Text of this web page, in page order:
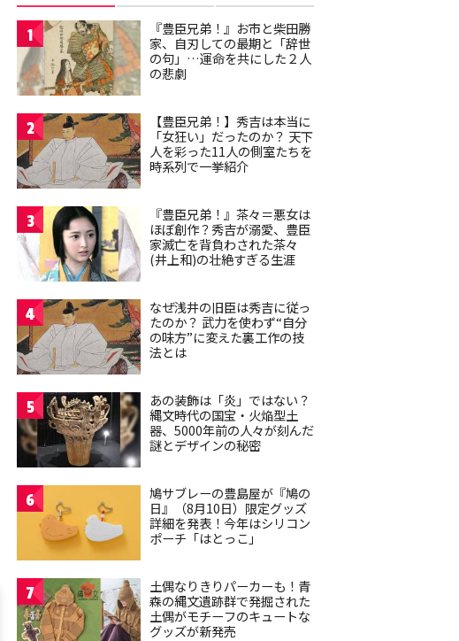
1
『豊臣兄弟！』お市と柴田勝
家、自刃しての最期と「辞世
の句」…運命を共にした２人
の悲劇
2
【豊臣兄弟！】秀吉は本当に
「女狂い」だったのか？ 天下
人を彩った11人の側室たちを
時系列で一挙紹介
3
『豊臣兄弟！』茶々＝悪女は
ほぼ創作？秀吉が溺愛、豊臣
家滅亡を背負わされた茶々
(井上和)の壮絶すぎる生涯
4
なぜ浅井の旧臣は秀吉に従っ
たのか？ 武力を使わず“自分
の味方”に変えた裏工作の技
法とは
5
あの装飾は「炎」ではない？
縄文時代の国宝・火焔型土
器、5000年前の人々が刻んだ
謎とデザインの秘密
6
鳩サブレーの豊島屋が『鳩の
日』（8月10日）限定グッズ
詳細を発表！今年はシリコン
ポーチ「はとっこ」
7
土偶なりきりパーカーも！青
森の縄文遺跡群で発掘された
土偶がモチーフのキュートな
グッズが新発売